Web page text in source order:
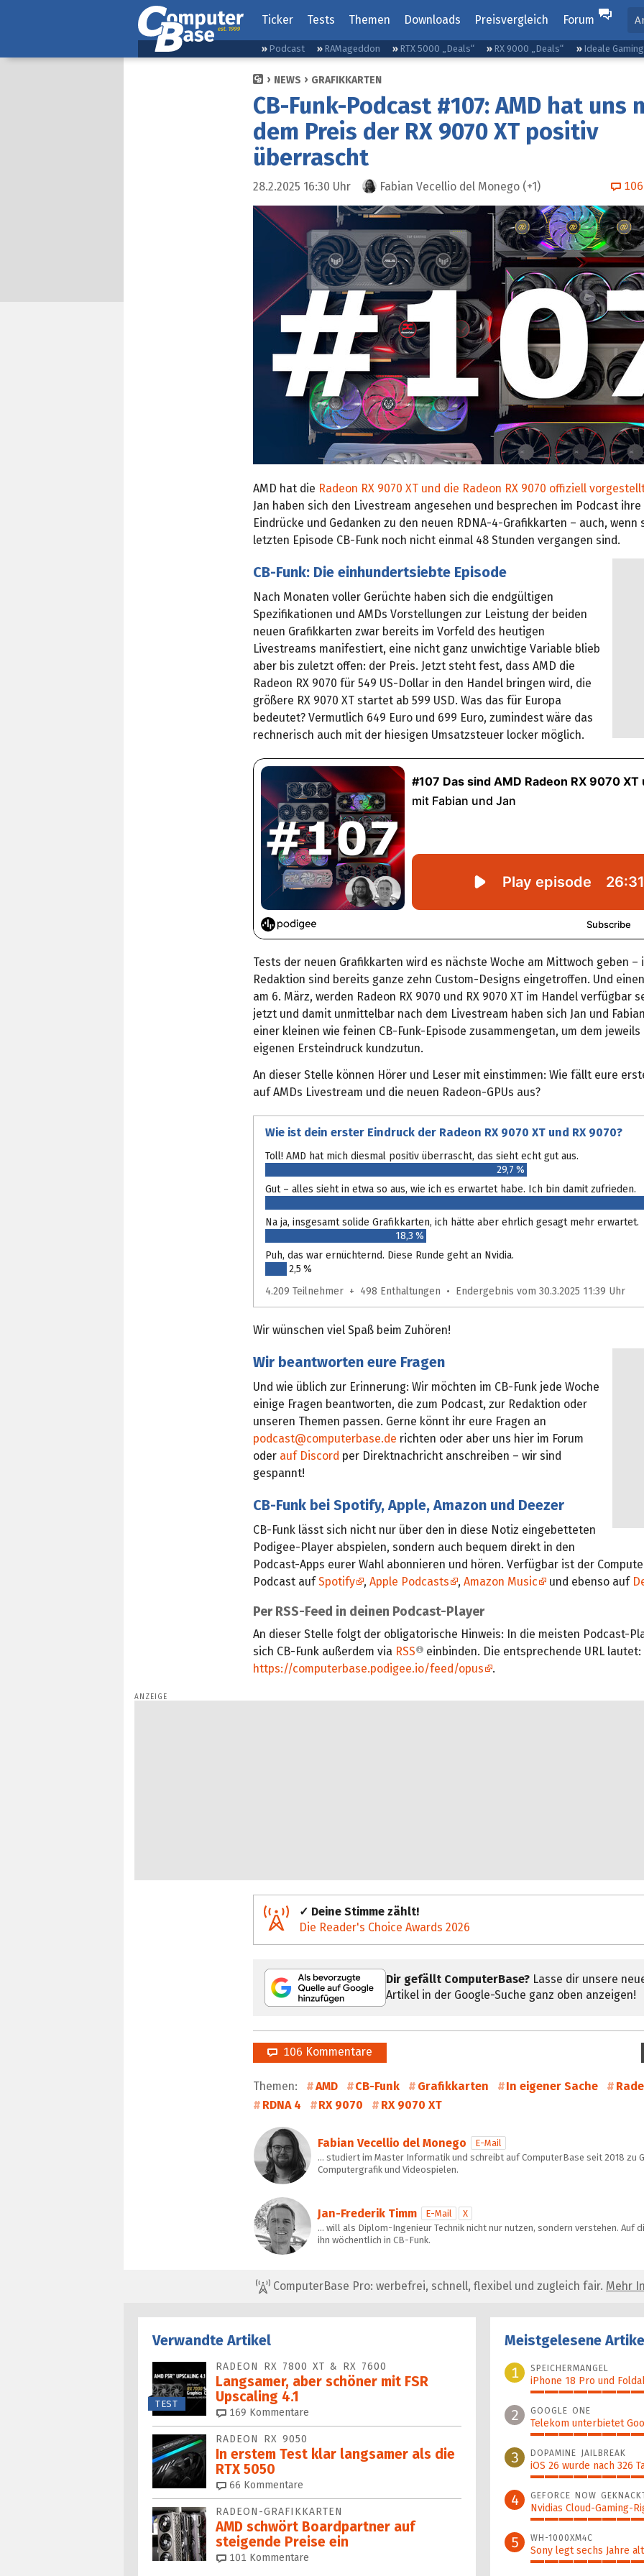
Ticker Tests Themen Downloads Preisvergleich Forum
Podcast RAMageddon RTX 5000 „Deals“ RX 9000 „Deals“ Ideale
NEWS GRAFIKKARTEN
CB-Funk-Podcast #107: AMD hat uns
dem Preis der RX 9070 XT positiv
überrascht
28.2.2025 16:30 Uhr Fabian Vecellio del Monego (+1) 106
AMD hat die Radeon RX 9070 XT und die Radeon RX 9070 offiziell
Jan haben sich den Livestream angesehen und besprechen im Podcast
Eindrücke und Gedanken zu den neuen RDNA-4-Grafikkarten – auch, wenn
letzten Episode CB-Funk noch nicht einmal 48 Stunden vergangen sind.
CB-Funk: Die einhundertsiebte Episode
Nach Monaten voller Gerüchte haben sich die endgültigen
Spezifikationen und AMDs Vorstellungen zur Leistung der beiden
neuen Grafikkarten zwar bereits im Vorfeld des heutigen
Livestreams manifestiert, eine nicht ganz unwichtige Variable blieb
aber bis zuletzt offen: der Preis. Jetzt steht fest, dass AMD die
Radeon RX 9070 für 549 US-Dollar in den Handel bringen wird, die
größere RX 9070 XT startet ab 599 USD. Was das für Europa
bedeutet? Vermutlich 649 Euro und 699 Euro, zumindest wäre das
rechnerisch auch mit der hiesigen Umsatzsteuer locker möglich.
Tests der neuen Grafikkarten wird es nächste Woche am Mittwoch geben –
Redaktion sind bereits ganze zehn Custom-Designs eingetroffen. Und
am 6. März, werden Radeon RX 9070 und RX 9070 XT im Handel verfügbar
jetzt und damit unmittelbar nach dem Livestream haben sich Jan und
einer kleinen wie feinen CB-Funk-Episode zusammengetan, um dem
eigenen Ersteindruck kundzutun.
An dieser Stelle können Hörer und Leser mit einstimmen: Wie fällt eure
auf AMDs Livestream und die neuen Radeon-GPUs aus?
Wie ist dein erster Eindruck der Radeon RX 9070 XT und RX 9070?
Toll! AMD hat mich diesmal positiv überrascht, das sieht echt gut aus.
29,7 %
Gut – alles sieht in etwa so aus, wie ich es erwartet habe. Ich bin damit zufrieden.
Na ja, insgesamt solide Grafikkarten, ich hätte aber ehrlich gesagt mehr erwartet.
18,3 %
Puh, das war ernüchternd. Diese Runde geht an Nvidia.
2,5 %
4.209 Teilnehmer + 498 Enthaltungen • Endergebnis vom 30.3.2025 11:39 Uhr
Wir wünschen viel Spaß beim Zuhören!
Wir beantworten eure Fragen
Und wie üblich zur Erinnerung: Wir möchten im CB-Funk jede Woche
einige Fragen beantworten, die zum Podcast, zur Redaktion oder
unseren Themen passen. Gerne könnt ihr eure Fragen an
podcast@computerbase.de richten oder aber uns hier im Forum
oder auf Discord per Direktnachricht anschreiben – wir sind
gespannt!
CB-Funk bei Spotify, Apple, Amazon und Deezer
CB-Funk lässt sich nicht nur über den in diese Notiz eingebetteten
Podigee-Player abspielen, sondern auch bequem direkt in den
Podcast-Apps eurer Wahl abonnieren und hören. Verfügbar ist der
Podcast aufSpotify , Apple Podcasts , Amazon Music und ebenso auf
Per RSS-Feed in deinen Podcast-Player
An dieser Stelle folgt der obligatorische Hinweis: In die meisten Podcast-
sich CB-Funk außerdem via RSS
einbinden. Die entsprechende URL lautet:
https://computerbase.podigee.io/feed/opus
.
✓ Deine Stimme zählt!
Die Reader's Choice Awards 2026
Dir gefällt ComputerBase? Lasse dir unsere
Artikel in der Google-Suche ganz oben anzeigen!
106 Kommentare
Themen: AMD CB-Funk Grafikkarten In eigener Sache
RDNA 4
RX 9070 RX 9070 XT
Fabian Vecellio del Monego
E-Mail
… studiert im Master Informatik und schreibt auf ComputerBase seit 2018 zu
Computergrafik und Videospielen.
Jan-Frederik Timm E-Mail
X
… will als Diplom-Ingenieur Technik nicht nur nutzen, sondern verstehen. Auf
ihn wöchentlich in CB-Funk.
ComputerBase Pro: werbefrei, schnell, flexibel und zugleich fair. Mehr
Verwandte Artikel
TEST
RADEON RX 7800 XT & RX 7600
Langsamer, aber schöner mit FSR
Upscaling 4.1
169 Kommentare
RADEON RX 9050
In erstem Test klar langsamer als die
RTX 5050
66 Kommentare
RADEON-GRAFIKKARTEN
AMD schwört Boardpartner auf
steigende Preise ein
101 Kommentare
Meistgelesene
1
SPEICHERMANGEL
iPhone 18 Pro und
100%
2 GOOGLE ONE
Telekom unterbietet
89%
3 DOPAMINE JAILBREAK
iOS 26 wurde nach 326
89%
4 GEFORCE NOW
Nvidias Cloud-Gaming-
76%
5 WH-1000XM4C
Sony legt sechs Jahre
63%